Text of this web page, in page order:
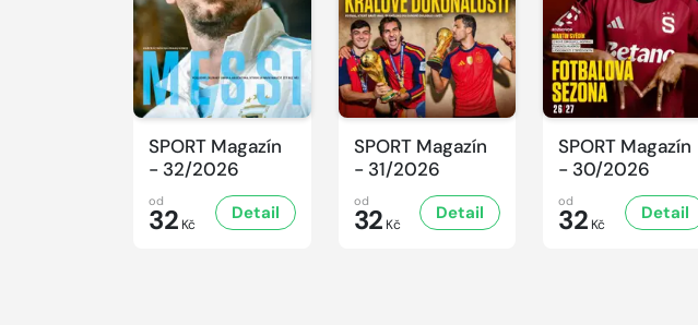
SPORT Magazín
- 32/2026
od
32 Kč
Detail
SPORT Magazín
- 31/2026
od
32 Kč
Detail
SPORT Magazín
- 30/2026
od
32 Kč
Detail